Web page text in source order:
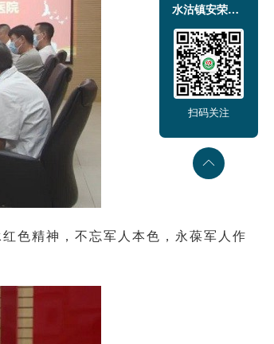
色精神，不忘军人本色，永葆军人作
水沽镇安荣道1
号
扫码关注